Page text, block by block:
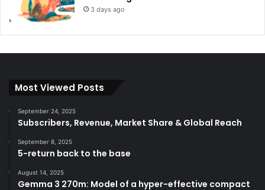
3 days ago
Most Viewed Posts
September 24, 2025
Subscribers, Revenue, Market Share & Global Reach
September 8, 2025
5-return back to the base
August 14, 2025
Gemma 3 270m: Model of a hyper-effective compact